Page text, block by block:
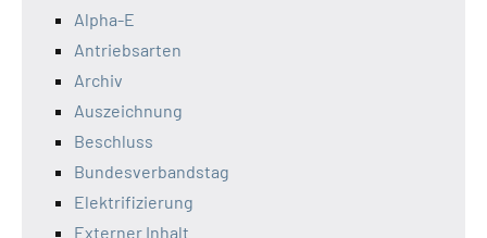
Alpha-E
Antriebsarten
Archiv
Auszeichnung
Beschluss
Bundesverbandstag
Elektrifizierung
Externer Inhalt